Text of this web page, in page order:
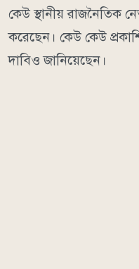
কেউ স্থানীয় রাজনৈতিক
করেছেন। কেউ কেউ
দাবিও জানিয়েছেন।